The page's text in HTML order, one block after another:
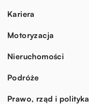
Kariera
Motoryzacja
Nieruchomości
Podróże
Prawo, rząd i polityka